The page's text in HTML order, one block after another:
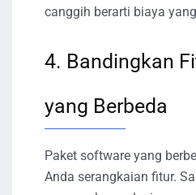
canggih berarti biaya
4. Bandingkan
yang Berbeda
Paket software yang
Anda serangkaian fitur.